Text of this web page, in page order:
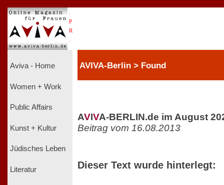
P
R
Aviva - Home
Women + Work
Public Affairs
Kunst + Kultur
Jüdisches Leben
Literatur
AVIVA-Berlin > Found
AVIVA-BERLIN.de im August
Beitrag vom 16.08.2013
Dieser Text wurde hinterlegt: